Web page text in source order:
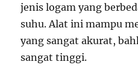
jenis logam yang
suhu. Alat ini mampu
yang sangat akurat,
sangat tinggi.